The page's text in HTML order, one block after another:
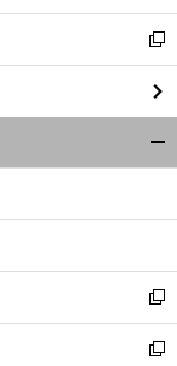
開
く
新
し
い
ウ
ィ
ン
ウ
開
く
新
し
い
新